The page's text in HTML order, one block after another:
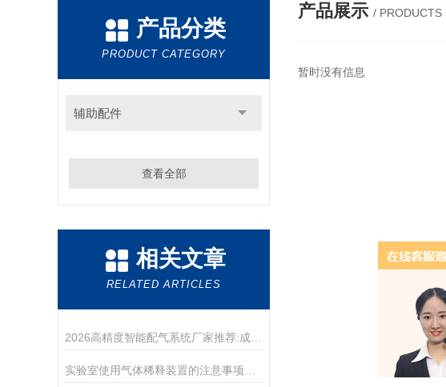
产品分类
PRODUCT CATEGORY
辅助配件
查看全部
相关文章
RELATED ARTICLES
2026高精度智能配气系统厂家推荐:成都雷宇测控科技有限公司
产品展示 / PRODUCTS
暂时没有信息